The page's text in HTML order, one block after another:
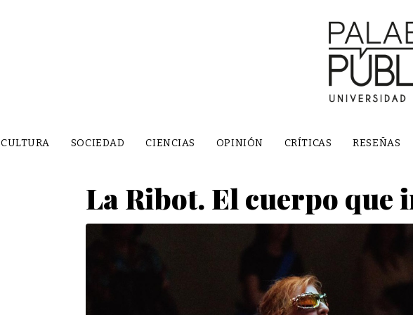
CULTURA SOCIEDAD CIENCIAS OPINIÓN CRÍTICAS RESEÑAS
La Ribot. El cuerpo que